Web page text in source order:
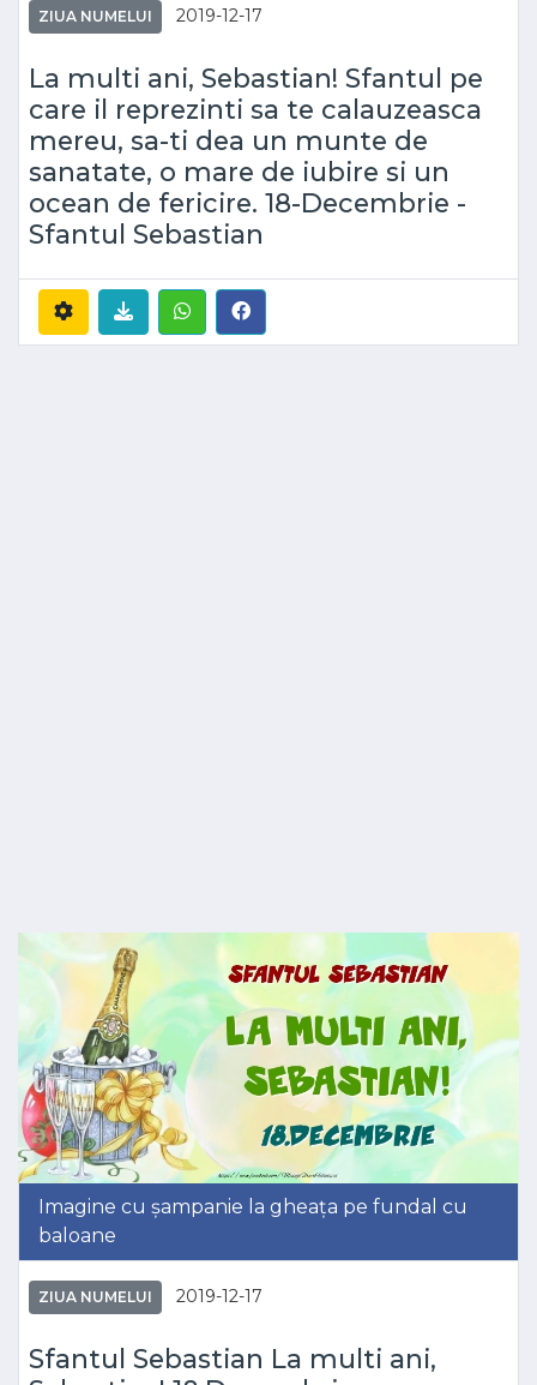
ZIUA NUMELUI 2019-12-17
La multi ani, Sebastian! Sfantul pe
care il reprezinti sa te calauzeasca
mereu, sa-ti dea un munte de
sanatate, o mare de iubire si un
ocean de fericire. 18-Decembrie -
Sfantul Sebastian
Imagine cu șampanie la gheața pe fundal cu
baloane
ZIUA NUMELUI 2019-12-17
Sfantul Sebastian La multi ani,